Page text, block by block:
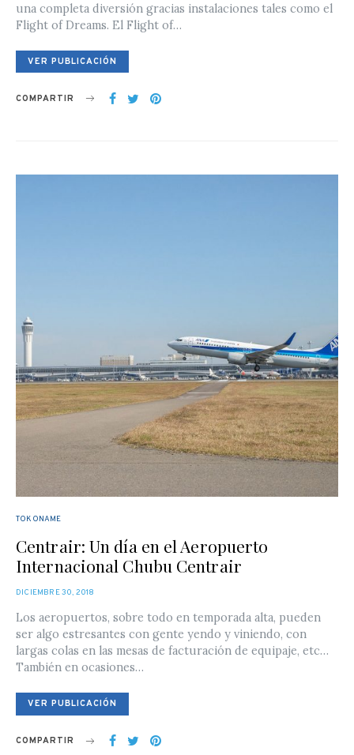
una completa diversión gracias instalaciones tales como el
Flight of Dreams. El Flight of…
VER PUBLICACIÓN
COMPARTIR
TOKONAME
Centrair: Un día en el Aeropuerto
Internacional Chubu Centrair
POSTED
DICIEMBRE 30, 2018
Los aeropuertos, sobre todo en temporada alta, pueden
ser algo estresantes con gente yendo y viniendo, con
largas colas en las mesas de facturación de equipaje, etc…
También en ocasiones…
VER PUBLICACIÓN
COMPARTIR